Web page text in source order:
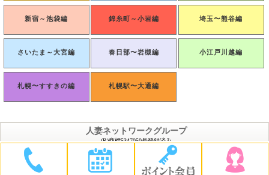
新宿～池袋編 錦糸町～小岩編 埼玉〜熊谷編
さいたま～大宮編 春日部〜岩槻編 小江戸川越編
札幌〜すすきの編 札幌駅〜大通編
人妻ネットワークグループ
(R)商標5347050号登録済み